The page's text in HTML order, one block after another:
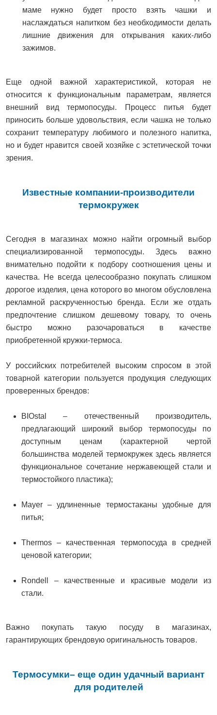
маме нужно будет просто взять чашки и
наслаждаться напитком без необходимости делать
лишние движения для открывания каких-либо
зажимов.
Еще одной важной характеристикой, которая не
относится к функциональным параметрам, является
внешний вид термопосуды. Процесс питья будет
приносить больше удовольствия, если чашка не только
сохранит температуру любимого и полезного напитка,
но и будет нравится своей хозяйке с эстетической точки
зрения.
Известные компании-производители
термокружек
Сегодня в магазинах можно найти огромный выбор
специализированной термопосуды. Здесь важно
внимательно подойти к подбору соотношения цены и
качества. Не всегда целесообразно покупать слишком
дорогое изделия, цена которого во многом обусловлена
рекламной раскрученностью бренда. Если же отдать
предпочтение слишком дешевому товару, то очень
быстро можно разочароваться в качестве
приобретенной кружки-термоса.
У российских потребителей высоким спросом в этой
товарной категории пользуется продукция следующих
проверенных брендов:
BIOstal – отечественный производитель,
предлагающий широкий выбор термопосуды по
доступным ценам (характерной чертой
большинства моделей термокружек здесь является
функциональное сочетание нержавеющей стали и
термостойкого пластика);
Mayer – удлиненные термостаканы удобные для
питья;
Thermos – качественная термопосуда в средней
ценовой категории;
Rondell – качественные и красивые модели из
стали.
Важно покупать такую посуду в магазинах,
гарантирующих брендовую оригинальность товаров.
Термосумки– еще один удачный вариант
для родителей